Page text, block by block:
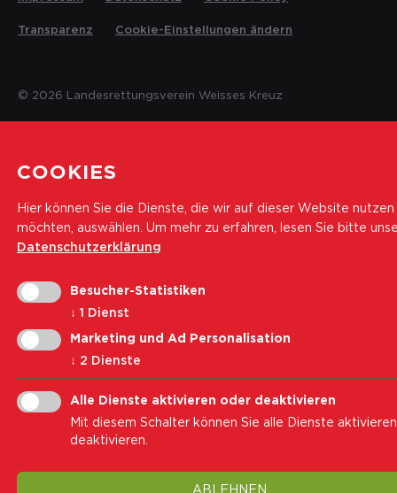
© 2026 Landesrettungsverein Weisses Kreuz
Transparenz Cookie-Einstellungen ändern
COOKIES
Hier können Sie die Dienste, die wir auf dieser Website nutzen
möchten, auswählen. Um mehr zu erfahren, lesen Sie bitte
Datenschutzerklärung
Besucher-Statistiken
↓ 1 Dienst
Marketing und Ad Personalisation
↓ 2 Dienste
Alle Dienste aktivieren oder deaktivieren
Mit diesem Schalter können Sie alle Dienste
deaktivieren.
ABLEHNEN